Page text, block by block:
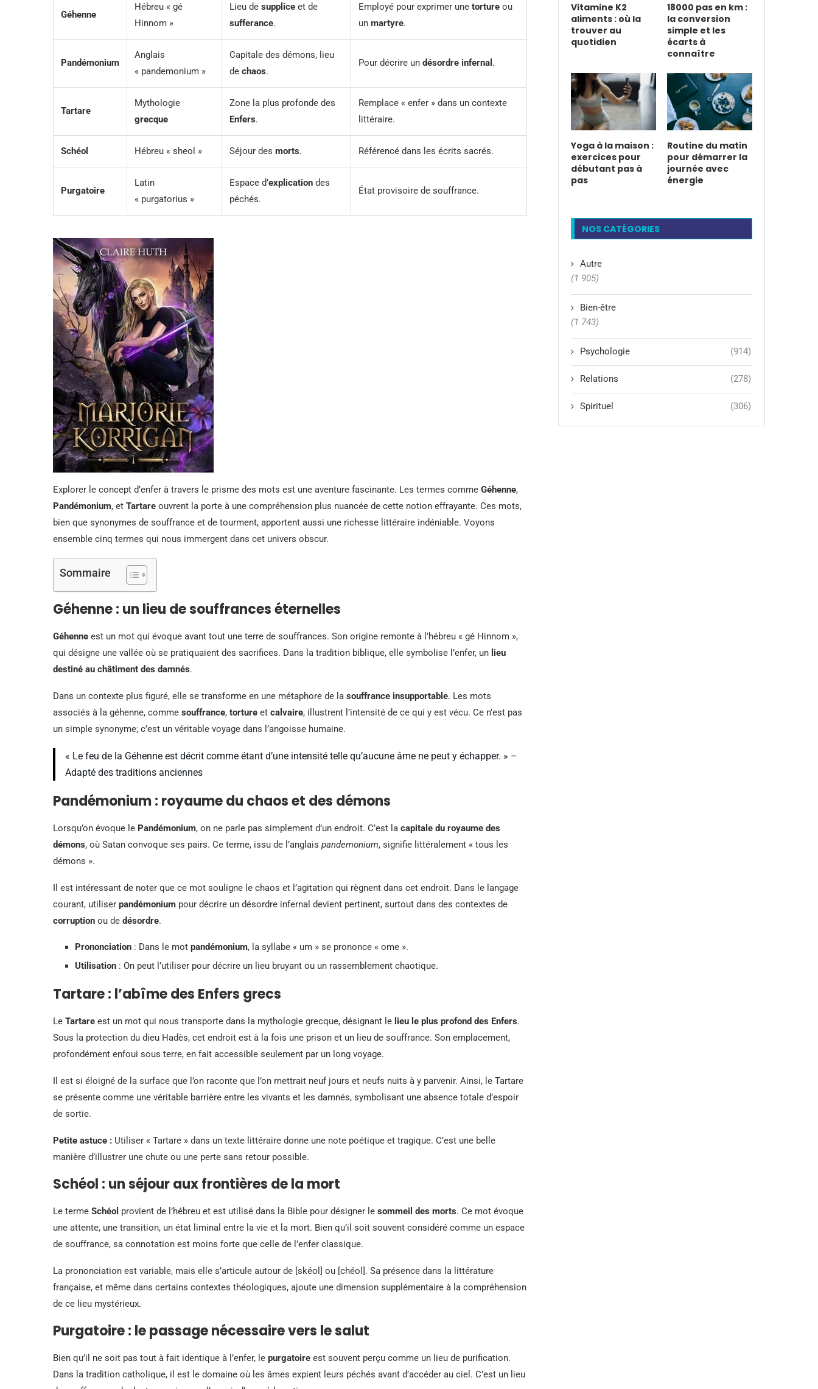
Géhenne
Hébreu « gé
Hinnom »
Lieu de supplice et de
sufferance.
Employé pour exprimer une torture ou
un martyre.
Pandémonium
Anglais
« pandemonium »
Capitale des démons, lieu
de chaos.
Pour décrire un désordre infernal .
Tartare
Mythologie
grecque
Zone la plus profonde des
Enfers.
Remplace « enfer » dans un contexte
littéraire.
Schéol Hébreu « sheol » Séjour des morts. Référencé dans les écrits sacrés.
Purgatoire
Latin
« purgatorius »
Espace d’explication des
péchés.
État provisoire de souffrance.
Explorer le concept d’enfer à travers le prisme des mots est une aventure fascinante. Les termes comme Géhenne,
Pandémonium, et Tartare ouvrent la porte à une compréhension plus nuancée de cette notion effrayante. Ces mots,
bien que synonymes de souffrance et de tourment, apportent aussi une richesse littéraire indéniable. Voyons
ensemble cinq termes qui nous immergent dans cet univers obscur.
Sommaire
Géhenne : un lieu de souffrances éternelles
Géhenne est un mot qui évoque avant tout une terre de souffrances. Son origine remonte à l’hébreu « gé Hinnom »,
qui désigne une vallée où se pratiquaient des sacrifices. Dans la tradition biblique, elle symbolise l’enfer, un lieu
destiné au châtiment des damnés.
Dans un contexte plus figuré, elle se transforme en une métaphore de la souffrance insupportable. Les mots
associés à la géhenne, comme souffrance, torture et calvaire, illustrent l’intensité de ce qui y est vécu. Ce n’est pas
un simple synonyme; c’est un véritable voyage dans l’angoisse humaine.
« Le feu de la Géhenne est décrit comme étant d’une intensité telle qu’aucune âme ne peut y échapper. » –
Adapté des traditions anciennes
Pandémonium : royaume du chaos et des démons
Lorsqu’on évoque le Pandémonium, on ne parle pas simplement d’un endroit. C’est la capitale du royaume des
démons, où Satan convoque ses pairs. Ce terme, issu de l’anglais pandemonium, signifie littéralement « tous les
démons ».
Il est intéressant de noter que ce mot souligne le chaos et l’agitation qui règnent dans cet endroit. Dans le langage
courant, utiliser pandémonium pour décrire un désordre infernal devient pertinent, surtout dans des contextes de
corruption ou de désordre.
Prononciation : Dans le mot pandémonium, la syllabe « um » se prononce « ome ».
Utilisation : On peut l’utiliser pour décrire un lieu bruyant ou un rassemblement chaotique.
Tartare : l’abîme des Enfers grecs
Le Tartare est un mot qui nous transporte dans la mythologie grecque, désignant le lieu le plus profond des Enfers.
Sous la protection du dieu Hadès, cet endroit est à la fois une prison et un lieu de souffrance. Son emplacement,
profondément enfoui sous terre, en fait accessible seulement par un long voyage.
Il est si éloigné de la surface que l’on raconte que l’on mettrait neuf jours et neufs nuits à y parvenir. Ainsi, le Tartare
se présente comme une véritable barrière entre les vivants et les damnés, symbolisant une absence totale d’espoir
de sortie.
Petite astuce : Utiliser « Tartare » dans un texte littéraire donne une note poétique et tragique. C’est une belle
manière d’illustrer une chute ou une perte sans retour possible.
Schéol : un séjour aux frontières de la mort
Le terme Schéol provient de l’hébreu et est utilisé dans la Bible pour désigner le sommeil des morts. Ce mot évoque
une attente, une transition, un état liminal entre la vie et la mort. Bien qu’il soit souvent considéré comme un espace
de souffrance, sa connotation est moins forte que celle de l’enfer classique.
La prononciation est variable, mais elle s’articule autour de [skéol] ou [chéol]. Sa présence dans la littérature
française, et même dans certains contextes théologiques, ajoute une dimension supplémentaire à la compréhension
de ce lieu mystérieux.
Purgatoire : le passage nécessaire vers le salut
Bien qu’il ne soit pas tout à fait identique à l’enfer, le purgatoire est souvent perçu comme un lieu de purification.
Dans la tradition catholique, il est le domaine où les âmes expient leurs péchés avant d’accéder au ciel. C’est un lieu
Vitamine K2
aliments : où la
trouver au
quotidien
18000 pas en km :
la conversion
simple et les
écarts à
connaître
Yoga à la maison :
exercices pour
débutant pas à
pas
Routine du matin
pour démarrer la
journée avec
énergie
NOS CATÉGORIES
Autre
(1 905)
Bien-être
(1 743)
Psychologie (914)
Relations (278)
Spirituel (306)